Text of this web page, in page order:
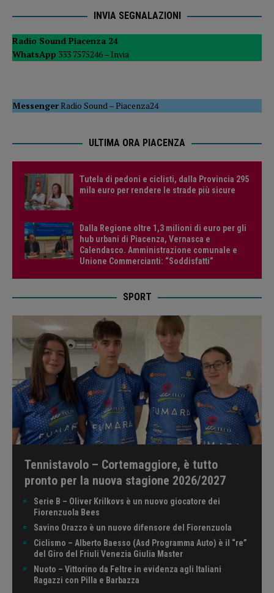
INVIA SEGNALAZIONI
Radio Sound Piacenza 24
WhatsApp 333 7575246 – Invia
MessengerRadio Sound–Piacenza24
ULTIMA ORA PIACENZA
Tutela di pedoni e ciclisti, dalla Provincia 295
mila euro per rendere le strade più sicure
Dalla Regione oltre 1,3 milioni di euro per gli
hub urbani di Piacenza, Vernasca e
Calendasco. Amministrazione comunale e
Unione Commercianti: “Soddisfatti”
SPORT
Tennistavolo – Cortemaggiore, è tutto
pronto per la nuova stagione 2026/2027
Serie B – Oliver Krilkovs è un nuovo giocatore dei
Fiorenzuola Bees
Savino Orazzo è un nuovo difensore del Fiorenzuola
Ciclismo – Alberto Baesso (Asd Programma Auto) è il “re”
del Giro del Friuli Venezia Giulia Master
Nuoto – Vittorino da Feltre in evidenza agli Italiani
Ragazzi con Pilla e Barbazza